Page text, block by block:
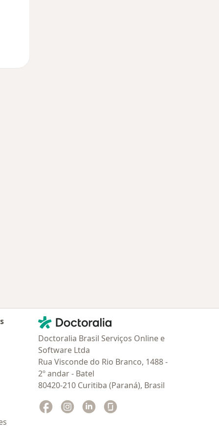
Contato
Doctoralia - Homepage
Doctoralia Brasil Serviços Online e
Software Ltda
Rua Visconde do Rio Branco, 1488 -
2º andar - Batel
80420-210 Curitiba (Paraná), Brasil
Facebook
abre num novo separador
Instagram
abre num novo separador
Linkedin
abre num novo separador